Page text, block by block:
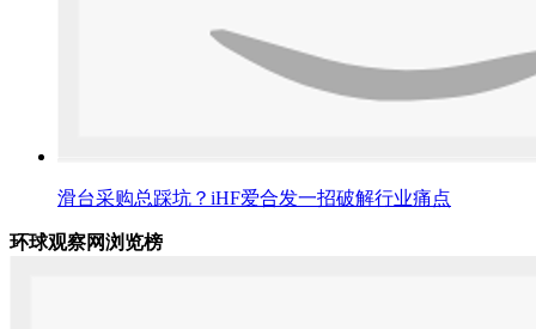
滑台采购总踩坑？iHF爱合发一招破解行业痛点
环球观察网浏览榜